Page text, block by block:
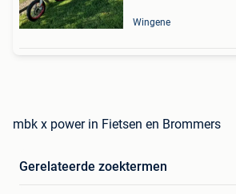
Wingene
mbk x power in Fietsen en Brommers
Gerelateerde zoektermen